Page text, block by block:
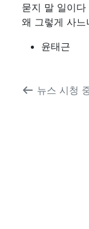
묻지 말 일이다
왜 그렇게 사느
윤태근
뉴스 시청